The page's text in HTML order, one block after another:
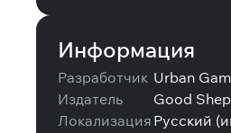
Информация
Разработчик Urban
Издатель
Good
Локализация Русский